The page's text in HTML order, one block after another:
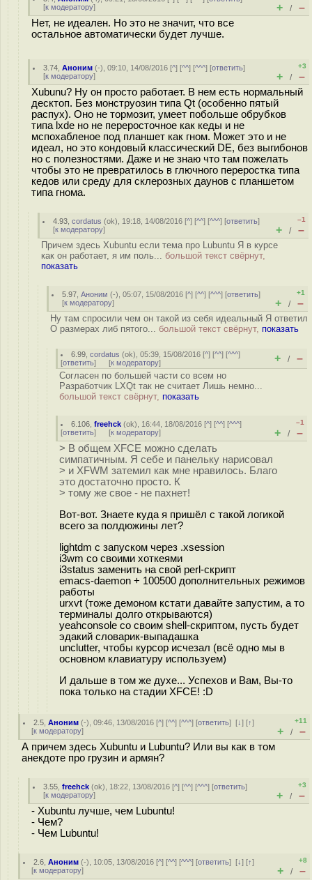
[к модератору] + / –
Нет, не идеален. Но это не значит, что все
остальное автоматически будет лучше.
3.74 ,Аноним (-), 09:10, 14/08/2016 [^] [^^] [^^^] [ответить]
[к модератору]
+3
+ / –
Xubunu? Ну он просто работает. В нем есть нормальный
десктоп. Без монструозин типа Qt (особенно пятый
распух). Оно не тормозит, умеет побольше обрубков
типа lxde но не переросточное как кеды и не
мспохабленое под планшет как гном. Может это и не
идеал, но это кондовый классический DE, без выгибонов
но с полезностями. Даже и не знаю что там пожелать
чтобы это не превратилось в глючного переростка типа
кедов или среду для склерозных даунов с планшетом
типа гнома.
4.93 ,cordatus (ok), 19:18, 14/08/2016 [^] [^^] [^^^] [ответить]
[к модератору]
–1
+ / –
Причем здесь Xubuntu если тема про Lubuntu Я в курсе
как он работает, я им поль... большой текст свёрнут,
показать
5.97 ,Аноним (-), 05:07, 15/08/2016 [^] [^^] [^^^] [ответить]
[к модератору]
+1
+ / –
Ну там спросили чем он такой из себя идеальный Я ответил
О размерах либ пятого... большой текст свёрнут, показать
6.99 ,cordatus (ok), 05:39, 15/08/2016 [^] [^^] [^^^]
[ответить] [к модератору] + / –
Согласен по большей части со всем но
Разработчик LXQt так не считает Лишь немно...
большой текст свёрнут, показать
6.106 ,freehck (ok), 16:44, 18/08/2016 [^] [^^] [^^^]
[ответить] [к модератору]
–1
+ / –
> В общем XFCE можно сделать
симпатичным. Я себе и панельку нарисовал
> и XFWM затемил как мне нравилось. Благо
это достаточно просто. К
> тому же свое - не пахнет!
Вот-вот. Знаете куда я пришёл с такой логикой
всего за полдюжины лет?
lightdm с запуском через .xsession
i3wm со своими хоткеями
i3status заменить на свой perl-скрипт
emacs-daemon + 100500 дополнительных режимов
работы
urxvt (тоже демоном кстати давайте запустим, а то
терминалы долго открываются)
yeahconsole со своим shell-скриптом, пусть будет
эдакий словарик-выпадашка
unclutter, чтобы курсор исчезал (всё одно мы в
основном клавиатуру используем)
И дальше в том же духе... Успехов и Вам, Вы-то
пока только на стадии XFCE! :D
2.5 ,Аноним (-), 09:46, 13/08/2016 [^] [^^] [^^^] [ответить][↓] [↑]
[к модератору]
+11
+ / –
А причем здесь Xubuntu и Lubuntu? Или вы как в том
анекдоте про грузин и армян?
3.55 ,freehck (ok), 18:22, 13/08/2016 [^] [^^] [^^^] [ответить]
[к модератору]
+3
+ / –
- Xubuntu лучше, чем Lubuntu!
- Чем?
- Чем Lubuntu!
2.6 ,Аноним (-), 10:05, 13/08/2016 [^] [^^] [^^^] [ответить][↓] [↑]
[к модератору]
+8
+ / –